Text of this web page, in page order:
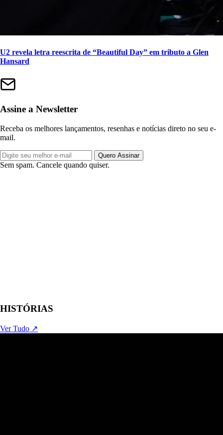
U2 revela letra reescrita de “Beautiful Day” em tributo a Glen
Hansard
Assine a Newsletter
Receba os melhores lançamentos, resenhas e notícias direto no seu e-
mail.
Quero Assinar
Sem spam. Cancele quando quiser.
HISTÓRIAS
Ver Tudo ↗